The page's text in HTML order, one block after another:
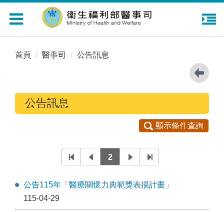
Toggle
navigation
首頁 醫事司 公告訊息
公告訊息
顯示條件查詢
2
公告115年「醫療關懷力典範獎表揚計畫」
115-04-29